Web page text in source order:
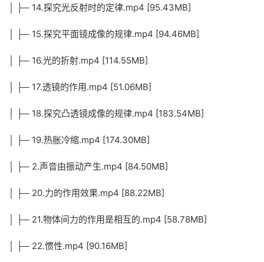
│ ├─ 14.探究光反射时的定律.mp4 [95.43MB]
│ ├─ 15.探究平面镜成像的规律.mp4 [94.46MB]
│ ├─ 16.光的折射.mp4 [114.55MB]
│ ├─ 17.透镜的作用.mp4 [51.06MB]
│ ├─ 18.探究凸透镜成像的规律.mp4 [183.54MB]
│ ├─ 19.热胀冷缩.mp4 [174.30MB]
│ ├─ 2.声音由振动产生.mp4 [84.50MB]
│ ├─ 20.力的作用效果.mp4 [88.22MB]
│ ├─ 21.物体间力的作用是相互的.mp4 [58.78MB]
│ ├─ 22.惯性.mp4 [90.16MB]